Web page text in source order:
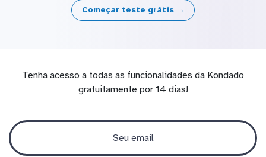
Começar teste grátis →
Tenha acesso a todas as funcionalidades da Kondado
gratuitamente por 14 dias!